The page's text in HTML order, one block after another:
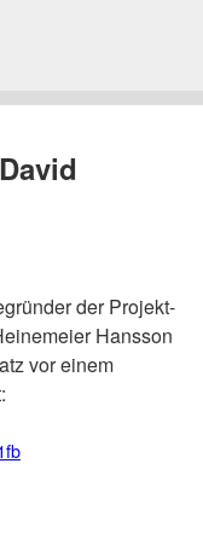
der Projekt-
Hansson
vor einem